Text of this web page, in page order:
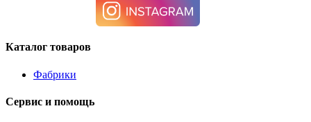
Каталог товаров
Фабрики
Сервис и помощь